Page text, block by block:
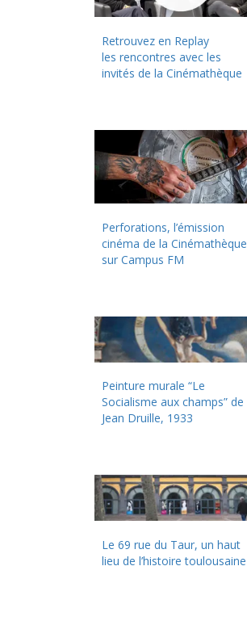
Retrouvez en Replay
les rencontres avec les
invités de la Cinémathèque
Perforations, l’émission
cinéma de la Cinémathèque
sur Campus FM
Peinture murale “Le
Socialisme aux champs” de
Jean Druille, 1933
Le 69 rue du Taur, un haut
lieu de l’histoire toulousaine